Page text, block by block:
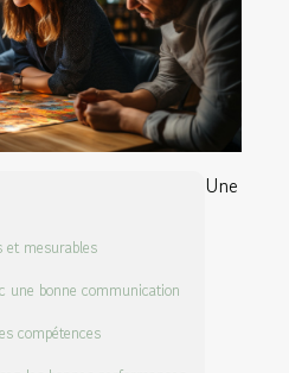
et mesurables
une bonne communication
compétences
Une